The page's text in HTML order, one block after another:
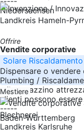
Niedersachsen
Landkreis Hameln-
Offrire
Vendite corporative
Solare
Dispensare o
Plumbing /
e il magazzino
clienti possono
-----
Baden-Württemberg
Mestiere
Landkreis Karlsruhe